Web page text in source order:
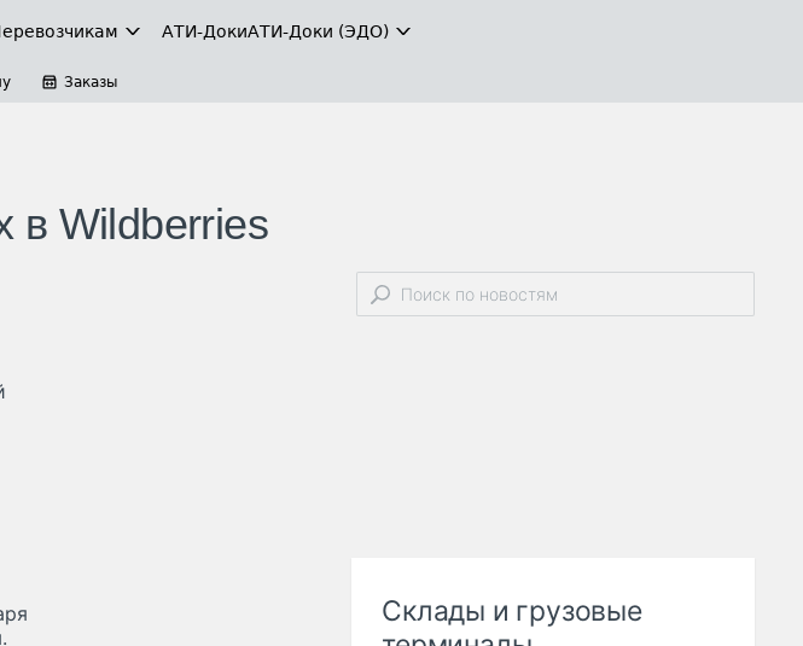
АТИ-ДокиАТИ-Доки (ЭДО)
Заказы
в Wildberries
Склады и грузовые